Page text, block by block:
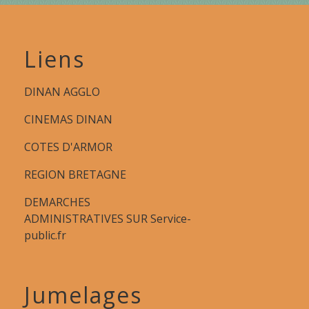
Liens
DINAN AGGLO
CINEMAS DINAN
COTES D'ARMOR
REGION BRETAGNE
DEMARCHES
ADMINISTRATIVES SUR Service-
public.fr
Jumelages